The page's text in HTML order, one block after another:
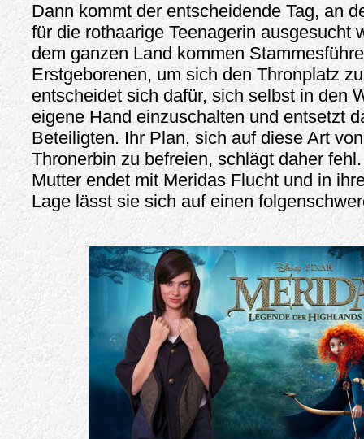
Dann kommt der entscheidende Tag, an
für die rothaarige Teenagerin ausgesucht
dem ganzen Land kommen
Erstgeborenen, um sich den Thronplatz
entscheidet sich dafür, sich selbst in den
eigene Hand einzuschalten und entsetzt
Beteiligten. Ihr Plan, sich auf diese Art
Thronerbin zu befreien, schlägt daher
Mutter endet mit Meridas Flucht und in
Lage lässt sie sich auf einen